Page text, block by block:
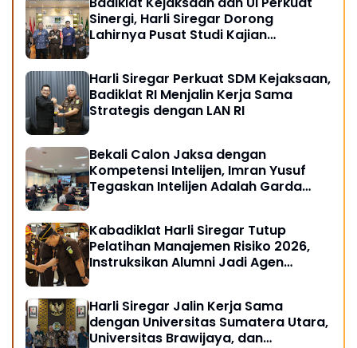
Sinergi, Harli Siregar Dorong
Lahirnya Pusat Studi Kajian
Harli Siregar Perkuat SDM Kejaksaan,
Badiklat RI Menjalin Kerja Sama
Strategis dengan LAN RI
Bekali Calon Jaksa dengan
Kompetensi Intelijen, Imran Yusuf
Tegaskan Intelijen Adalah Garda
Kabadiklat Harli Siregar Tutup
Pelatihan Manajemen Risiko 2026,
Instruksikan Alumni Jadi Agen
Harli Siregar Jalin Kerja Sama
dengan Universitas Sumatera Utara,
Universitas Brawijaya, dan